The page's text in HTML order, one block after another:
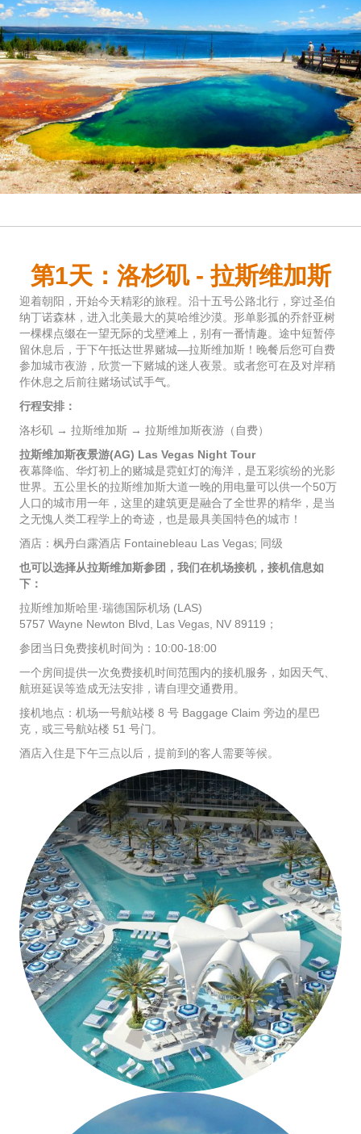
第1天：洛杉矶 - 拉斯维加斯
迎着朝阳，开始今天精彩的旅程。沿十五号公路北行，穿过圣伯
纳丁诺森林，进入北美最大的莫哈维沙漠。形单影孤的乔舒亚树
一棵棵点缀在一望无际的戈壁滩上，别有一番情趣。途中短暂停
留休息后，于下午抵达世界赌城—拉斯维加斯！晚餐后您可自费
参加城市夜游，欣赏一下赌城的迷人夜景。或者您可在及对岸稍
作休息之后前往赌场试试手气。
行程安排：
洛杉矶 → 拉斯维加斯 → 拉斯维加斯夜游（自费）
拉斯维加斯夜景游(AG) Las Vegas Night Tour
夜幕降临、华灯初上的赌城是霓虹灯的海洋，是五彩缤纷的光影
世界。五公里长的拉斯维加斯大道一晚的用电量可以供一个50万
人口的城市用一年，这里的建筑更是融合了全世界的精华，是当
之无愧人类工程学上的奇迹，也是最具美国特色的城市！
酒店：枫丹白露酒店 Fontainebleau Las Vegas; 同级
也可以选择从拉斯维加斯参团，我们在机场接机，接机信息如
下：
拉斯维加斯哈里·瑞德国际机场 (LAS)
5757 Wayne Newton Blvd, Las Vegas, NV 89119；
参团当日免费接机时间为：10:00-18:00
一个房间提供一次免费接机时间范围内的接机服务，如因天气、
航班延误等造成无法安排，请自理交通费用。
接机地点：机场一号航站楼 8 号 Baggage Claim 旁边的星巴
克，或三号航站楼 51 号门。
酒店入住是下午三点以后，提前到的客人需要等候。